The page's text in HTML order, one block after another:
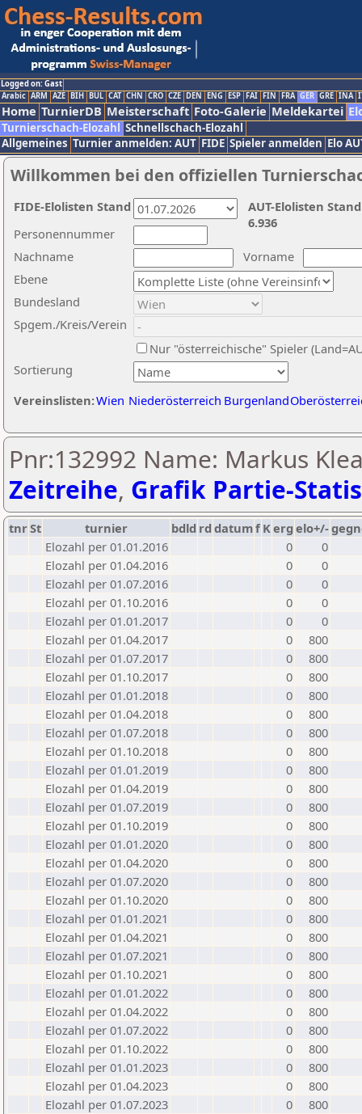
Logged on: Gast
Arabic ARM AZE BIH BUL CAT CHN CRO CZE DEN ENG ESP FAI FIN FRA GER GRE INA
Home TurnierDB Meisterschaft Foto-Galerie Meldekartei
Turnierschach-Elozahl Schnellschach-Elozahl
Allgemeines Turnier anmelden: AUT FIDE Spieler anmelden Elo
Willkommen bei den offiziellen
Nachname
Vorname
Ebene
Sortierung
Personennummer
Bundesland
Spgem./Kreis/Verein
Nur "österreichische" Spieler
Vereinslisten:Wien Niederösterreich Burgenland
AUT-Elolisten
6.936
FIDE-Elolisten Stand
Pnr:132992 Name: Markus
Zeitreihe, Grafik Partie-
tnrSt turnier bdld rd datumf Kerg elo+/-
Elozahl per 01.01.2016
0
0
Elozahl per 01.04.2016
0
0
Elozahl per 01.07.2016
0
0
Elozahl per 01.10.2016
0
0
Elozahl per 01.01.2017
0
0
Elozahl per 01.04.2017
0
800
Elozahl per 01.07.2017
0
800
Elozahl per 01.10.2017
0
800
Elozahl per 01.01.2018
0
800
Elozahl per 01.04.2018
0
800
Elozahl per 01.07.2018
0
800
Elozahl per 01.10.2018
0
800
Elozahl per 01.01.2019
0
800
Elozahl per 01.04.2019
0
800
Elozahl per 01.07.2019
0
800
Elozahl per 01.10.2019
0
800
Elozahl per 01.01.2020
0
800
Elozahl per 01.04.2020
0
800
Elozahl per 01.07.2020
0
800
Elozahl per 01.10.2020
0
800
Elozahl per 01.01.2021
0
800
Elozahl per 01.04.2021
0
800
Elozahl per 01.07.2021
0
800
Elozahl per 01.10.2021
0
800
Elozahl per 01.01.2022
0
800
Elozahl per 01.04.2022
0
800
Elozahl per 01.07.2022
0
800
Elozahl per 01.10.2022
0
800
Elozahl per 01.01.2023
0
800
Elozahl per 01.04.2023
0
800
Elozahl per 01.07.2023
0
800